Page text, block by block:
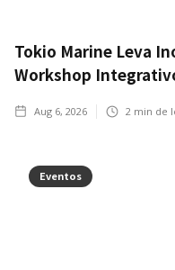
Tokio Marine Leva
Workshop
Aug 6, 2026 2 min de
Eventos